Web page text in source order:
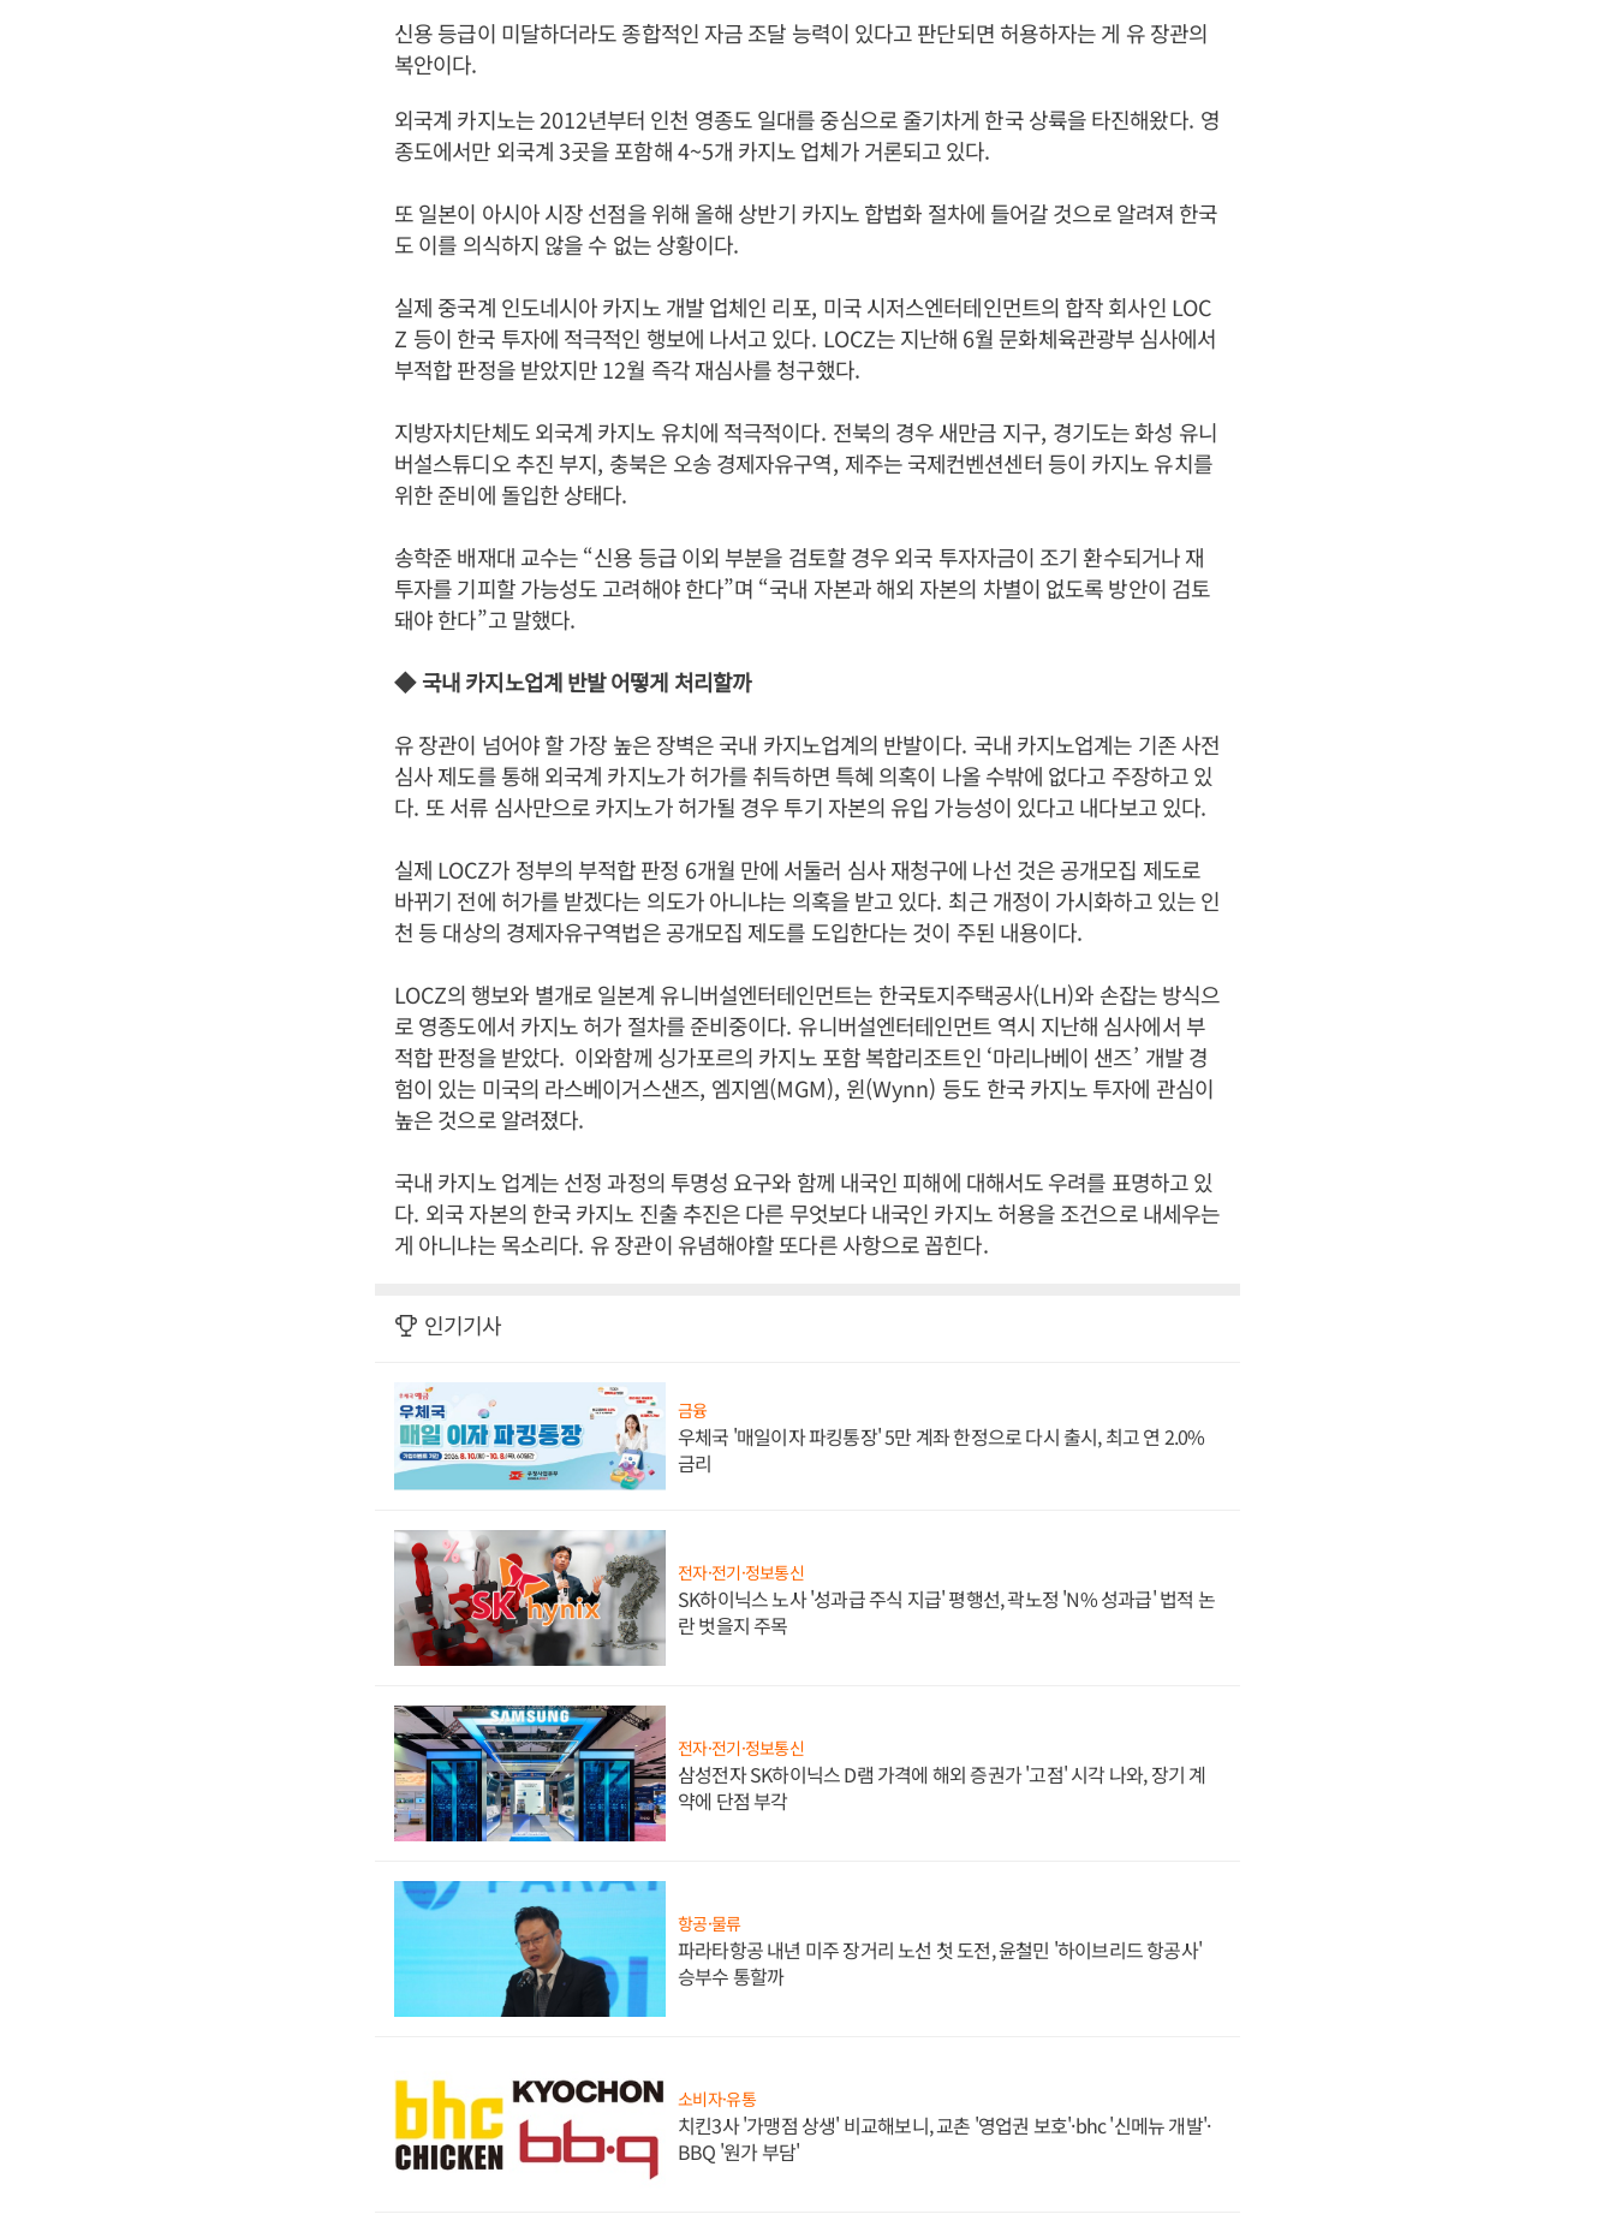
신용 등급이 미달하더라도 종합적인 자금 조달 능력이 있다고 판단되면 허용하자는 게 유 장관의
복안이다.
외국계 카지노는2012년부터 인천 영종도 일대를 중심으로 줄기차게 한국 상륙을 타진해왔다. 영
종도에서만 외국계3곳을 포함해4~5개 카지노 업체가 거론되고 있다.
또 일본이 아시아 시장 선점을 위해 올해 상반기 카지노 합법화 절차에 들어갈 것으로 알려져 한국
도 이를 의식하지 않을 수 없는 상황이다.
실제 중국계 인도네시아 카지노 개발 업체인 리포, 미국 시저스엔터테인먼트의 합작 회사인 LOC
Z 등이 한국 투자에 적극적인 행보에 나서고 있다. LOCZ는 지난해 6월 문화체육관광부 심사에서
부적합 판정을 받았지만12월 즉각 재심사를 청구했다.
지방자치단체도 외국계 카지노 유치에 적극적이다. 전북의 경우 새만금 지구, 경기도는 화성 유니
버설스튜디오 추진 부지, 충북은 오송 경제자유구역, 제주는 국제컨벤션센터 등이 카지노 유치를
위한 준비에 돌입한 상태다.
송학준 배재대 교수는“신용 등급 이외 부분을 검토할 경우 외국 투자자금이 조기 환수되거나 재
투자를 기피할 가능성도 고려해야 한다”며 “국내 자본과 해외 자본의 차별이 없도록 방안이 검토
돼야 한다”고 말했다.
◆국내 카지노업계 반발 어떻게 처리할까
유 장관이 넘어야 할 가장 높은 장벽은 국내 카지노업계의 반발이다. 국내 카지노업계는 기존 사전
심사 제도를 통해 외국계 카지노가 허가를 취득하면 특혜 의혹이 나올 수밖에 없다고 주장하고 있
다. 또 서류 심사만으로 카지노가 허가될 경우 투기 자본의 유입 가능성이 있다고 내다보고 있다.
실제 LOCZ가 정부의 부적합 판정 6개월 만에 서둘러 심사 재청구에 나선 것은 공개모집 제도로
바뀌기 전에 허가를 받겠다는 의도가 아니냐는 의혹을 받고 있다. 최근 개정이 가시화하고 있는 인
천 등 대상의 경제자유구역법은 공개모집 제도를 도입한다는 것이 주된 내용이다.
LOCZ의 행보와 별개로 일본계 유니버설엔터테인먼트는 한국토지주택공사(LH)와 손잡는 방식으
로 영종도에서 카지노 허가 절차를 준비중이다. 유니버설엔터테인먼트 역시 지난해 심사에서 부
적합 판정을 받았다. 이와함께 싱가포르의 카지노 포함 복합리조트인 ‘마리나베이 샌즈’ 개발 경
험이 있는 미국의 라스베이거스샌즈, 엠지엠(MGM), 윈(Wynn) 등도 한국 카지노 투자에 관심이
높은 것으로 알려졌다.
국내 카지노 업계는 선정 과정의 투명성 요구와 함께 내국인 피해에 대해서도 우려를 표명하고 있
다. 외국 자본의 한국 카지노 진출 추진은 다른 무엇보다 내국인 카지노 허용을 조건으로 내세우는
게 아니냐는 목소리다. 유 장관이 유념해야할 또다른 사항으로 꼽힌다.
인기기사
금융
우체국 '매일이자 파킹통장' 5만 계좌 한정으로 다시 출시, 최고 연 2.0%
금리
전자·전기·정보통신
SK하이닉스 노사 '성과급 주식 지급' 평행선, 곽노정 'N% 성과급' 법적 논
란 벗을지 주목
전자·전기·정보통신
삼성전자 SK하이닉스 D램 가격에 해외 증권가 '고점' 시각 나와, 장기 계
약에 단점 부각
항공·물류
파라타항공 내년 미주 장거리 노선 첫 도전, 윤철민 '하이브리드 항공사'
승부수 통할까
소비자·유통
치킨3사 '가맹점 상생' 비교해보니, 교촌 '영업권 보호'·bhc '신메뉴 개발'·
BBQ '원가 부담'